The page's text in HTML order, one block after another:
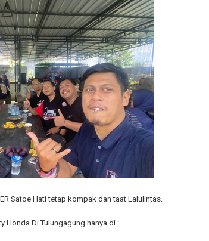
Satoe Hati tetap kompak dan taat Lalulintas.
Honda Di Tulungagung hanya di :